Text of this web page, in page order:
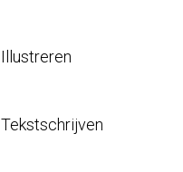
Illustreren
Tekstschrijven